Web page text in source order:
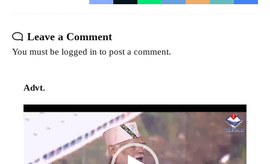
Leave a Comment
You must be logged in to post a comment.
Advt.
Video